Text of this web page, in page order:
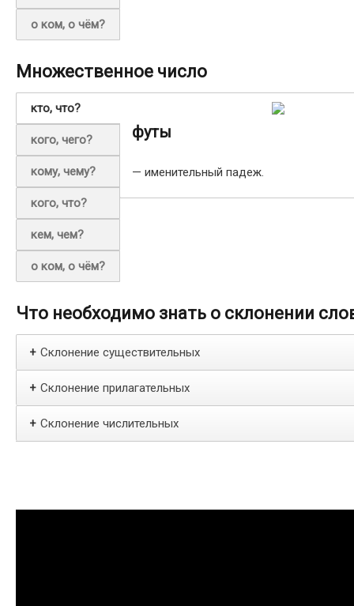
о ком, о чём?
Множественное число
кто, что?
кого, чего?
кому, чему?
кого, что?
кем, чем?
о ком, о чём?
футы
— именительный падеж.
Что необходимо знать о склонении
+ Склонение существительных
+ Склонение прилагательных
+ Склонение числительных